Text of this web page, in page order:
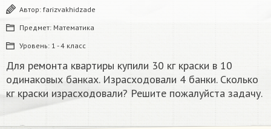
Автор: farizvakhidzade
Предмет: Математика
Уровень: 1 - 4 класс
Для ремонта квартиры купили 30 кг краски в 10
одинаковых банках. Израсходовали 4 банки. Сколько
кг краски израсходовали? Решите пожалуйста задачу.